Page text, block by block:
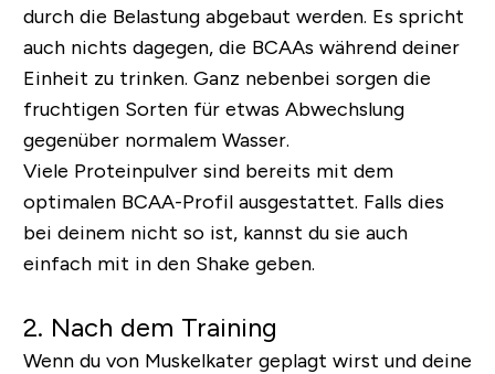
durch die Belastung abgebaut werden. Es spricht
auch nichts dagegen, die BCAAs während deiner
Einheit zu trinken. Ganz nebenbei sorgen die
fruchtigen Sorten für etwas Abwechslung
gegenüber normalem Wasser.
Viele Proteinpulver sind bereits mit dem
optimalen BCAA-Profil ausgestattet. Falls dies
bei deinem nicht so ist, kannst du sie auch
einfach mit in den Shake geben.
2. Nach dem Training
Wenn du von Muskelkater geplagt wirst und deine